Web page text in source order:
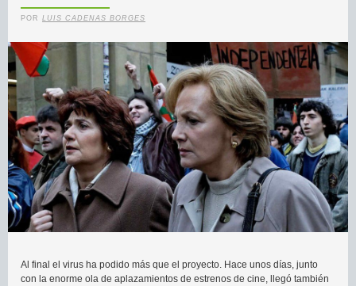
POR LUIS CADENAS BORGES
Al final el virus ha podido más que el proyecto. Hace unos días, junto
con la enorme ola de aplazamientos de estrenos de cine, llegó también